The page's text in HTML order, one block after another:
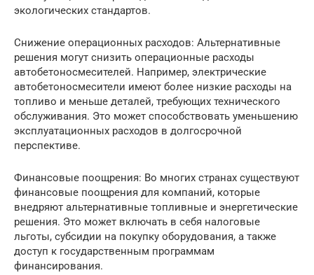
экологических стандартов.
Снижение операционных расходов: Альтернативные
решения могут снизить операционные расходы
автобетоносмесителей. Например, электрические
автобетоносмесители имеют более низкие расходы на
топливо и меньше деталей, требующих технического
обслуживания. Это может способствовать уменьшению
эксплуатационных расходов в долгосрочной
перспективе.
Финансовые поощрения: Во многих странах существуют
финансовые поощрения для компаний, которые
внедряют альтернативные топливные и энергетические
решения. Это может включать в себя налоговые
льготы, субсидии на покупку оборудования, а также
доступ к государственным программам
финансирования.